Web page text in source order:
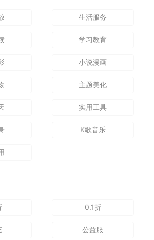
生活服务
学习教育
小说漫画
主题美化
实用工具
K歌音乐
0.1折
公益服